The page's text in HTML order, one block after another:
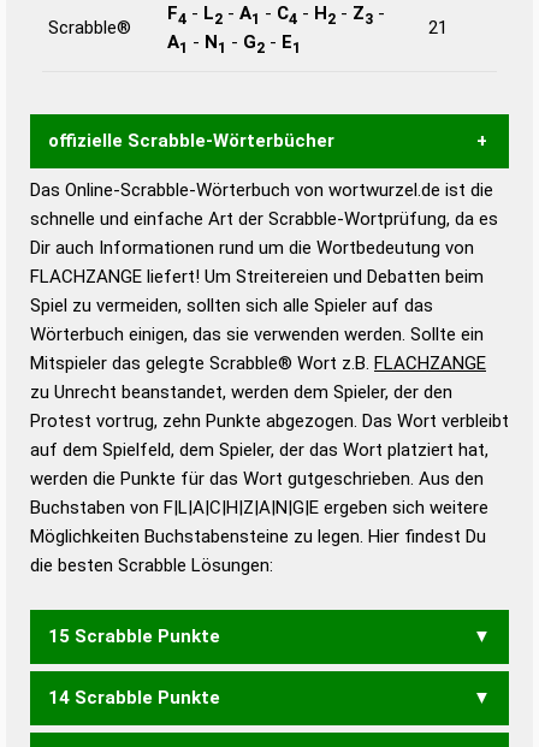
Scrabble®
F4 - L2 - A1 - C4 - H2 - Z3 -
A1 - N1 - G2 - E1
21
offizielle Scrabble-Wörterbücher
Wortwurzel liefert mit Hilfe eines semantischen
Wortanalyse-Algorithmus gute Anhaltspunkte zu
Wortbedeutung, Worttrennung und Wortform, um die
Gültigkeit eines Wortes für das Scrabble-Spiel zu
bestimmen! zugelassene Turnier Scrabble-
Wörterbücher sind:
Duden – Standardwerk in 12 Bänden
Duden – Richtiges und gutes
Deutsch
Duden – Die deutsche Grammatik
Duden – Deutsches
Universalwörterbuch
Das Online-Scrabble-Wörterbuch von wortwurzel.de ist die
schnelle und einfache Art der Scrabble-Wortprüfung, da es
Dir auch Informationen rund um die Wortbedeutung von
FLACHZANGE liefert! Um Streitereien und Debatten beim
Spiel zu vermeiden, sollten sich alle Spieler auf das
Wörterbuch einigen, das sie verwenden werden. Sollte ein
Mitspieler das gelegte Scrabble® Wort z.B. FLACHZANGE
zu Unrecht beanstandet, werden dem Spieler, der den
Protest vortrug, zehn Punkte abgezogen. Das Wort verbleibt
auf dem Spielfeld, dem Spieler, der das Wort platziert hat,
werden die Punkte für das Wort gutgeschrieben. Aus den
Buchstaben von F|L|A|C|H|Z|A|N|G|E ergeben sich weitere
Möglichkeiten Buchstabensteine zu legen. Hier findest Du
die besten Scrabble Lösungen:
15 Scrabble Punkte
FLACHEN
14 Scrabble Punkte